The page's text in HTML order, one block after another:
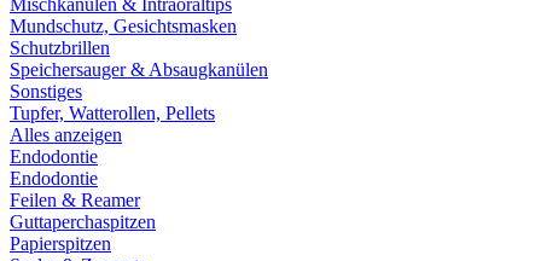
Mischkanülen & Intraoraltips
Mundschutz, Gesichtsmasken
Schutzbrillen
Speichersauger & Absaugkanülen
Sonstiges
Tupfer, Watterollen, Pellets
Alles anzeigen
Endodontie
Endodontie
Feilen & Reamer
Guttaperchaspitzen
Papierspitzen